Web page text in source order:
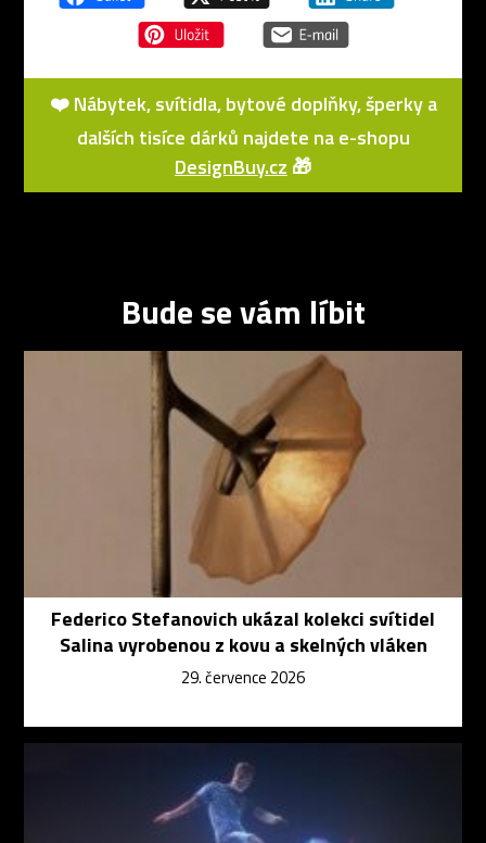
❤️ Nábytek, svítidla, bytové doplňky, šperky a
dalších tisíce dárků najdete na e-shopu
DesignBuy.cz 🎁
Bude se vám líbit
Federico Stefanovich ukázal kolekci svítidel
Salina vyrobenou z kovu a skelných vláken
29. července 2026